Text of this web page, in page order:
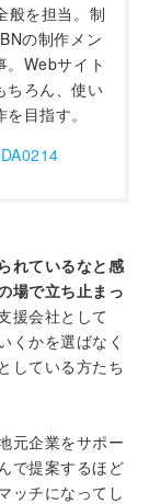
般を担当。制
の制作メン
。Webサイト
ちろん、使い
目指す。
れているなと感
場で立ち止まっ
援会社として
くかを選ばなく
している方たち
元企業をサポー
で提案するほど
ッチになってし